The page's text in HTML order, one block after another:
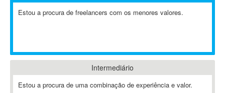
A-GPS
ABAP
Abaqus
ABBYY FineReader
Estou a procura de freelancers com os menores valores.
Intermediário
Estou a procura de uma combinação de experiência e valor.